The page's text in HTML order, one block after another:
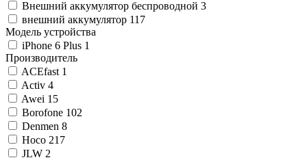
Внешний аккумулятор беспроводной 3
внешний аккумулятор 117
Модель устройства
iPhone 6 Plus 1
Производитель
ACEfast 1
Activ 4
Awei 15
Borofone 102
Denmen 8
Hoco 217
JLW 2